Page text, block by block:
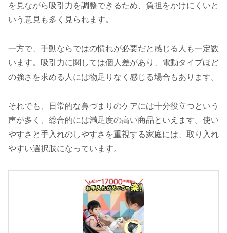
を見ながら吸引力を調整できるため、負担をかけにくいと
いう意見も多く見られます。
一方で、手動ならではの慣れが必要だと感じる人も一定数
います。吸引力に関しては個人差があり、電動タイプほど
の強さを求める人には物足りなく感じる場合もあります。
それでも、日常的な鼻づまりのケアには十分役立つという
声が多く、総合的には満足度の高い商品といえます。使い
やすさと手入れのしやすさを重視する家庭には、取り入れ
やすい選択肢になっています。